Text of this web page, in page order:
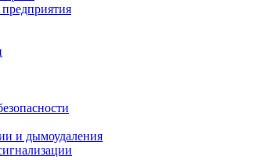
и дымоудаления